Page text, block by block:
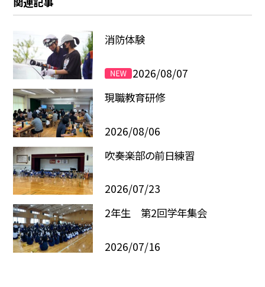
消防体験
2026/08/07
現職教育研修
2026/08/06
吹奏楽部の前日練習
2026/07/23
2年生 第2回学年集会
2026/07/16